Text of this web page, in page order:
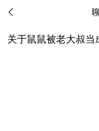
关于鼠鼠被老大叔当